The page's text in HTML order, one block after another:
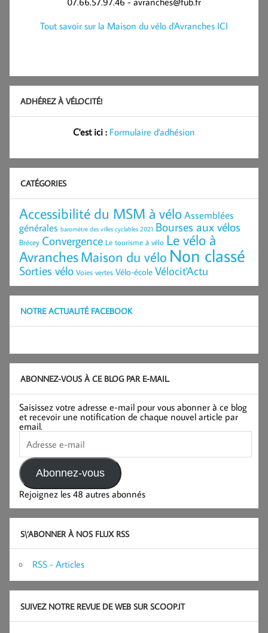
Tout savoir sur la Maison du vélo d'Avranches ICI
ADHÉREZ À VÉLOCITÉ!
C'est ici : Formulaire d'adhésion
CATÉGORIES
Accessibilité du MSM à véloAssemblées
générales baromètre des villes cyclables 2021 Bourses aux vélos
Brécey Convergence Le tourisme à vélo Le vélo à
AvranchesMaison du vélo Non classé
Sorties vélo Voies vertes Vélo-école Vélocit'Actu
NOTRE ACTUALITÉ FACEBOOK
ABONNEZ-VOUS À CE BLOG PAR E-MAIL.
Saisissez votre adresse e-mail pour vous abonner à ce blog
et recevoir une notification de chaque nouvel article par
email.
Adresse
e-
mail
Abonnez-vous
Rejoignez les 48 autres abonnés
S\’ABONNER À NOS FLUX RSS
RSS - Articles
SUIVEZ NOTRE REVUE DE WEB SUR SCOOP.IT